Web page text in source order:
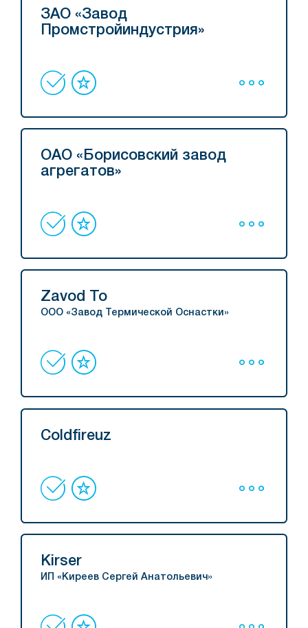
ЗАО «Завод
Промстройиндустрия»
ОАО «Борисовский завод
агрегатов»
Zavod To
ООО «Завод Термической Оснастки»
Coldfireuz
Kirser
ИП «Киреев Сергей Анатольевич»